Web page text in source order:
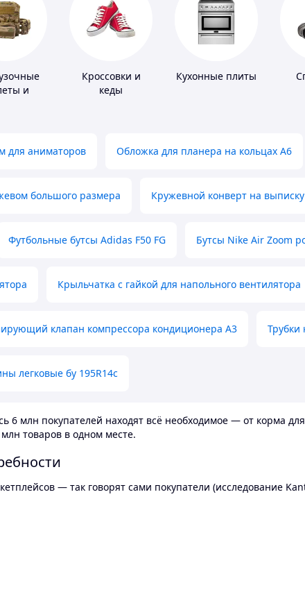
и
Кроссовки и
кеды
Кухонные плиты
для аниматоров Обложка для планера на кольцах А6
большого размера Кружевной конверт на
Футбольные бутсы Adidas F50 FG Бутсы Nike Air Zoom
Крыльчатка с гайкой для напольного вентилятора
клапан компрессора кондиционера А3
легковые бу 195R14c
млн покупателей находят всё необходимое — от корма
товаров в одном месте.
— так говорят сами покупатели (исследование